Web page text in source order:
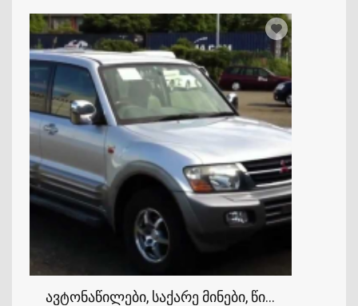
ავტონაწილები, საქარე მინები, წინა საქარე